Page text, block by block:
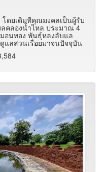
ดยเดิมทีคุณมงคลเป็นผู้รับ
คลองน้ำไหล ประมาณ 4
อนทอง พันธุ์หลงลับแล
แลสวนเรื่อยมาจนปัจจุบัน